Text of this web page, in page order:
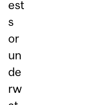
est
s
or
un
de
rw